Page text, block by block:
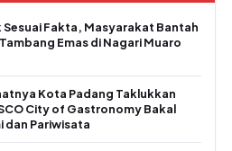
Fakta, Masyarakat Bantah
Emas di Nagari Muaro
Kota Padang Taklukkan
City of Gastronomy Bakal
dan Pariwisata